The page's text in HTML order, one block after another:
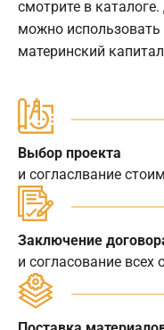
смотрите в
можно использовать
материнский
Выбор проекта
и согласлвание
Заключение
и согласование